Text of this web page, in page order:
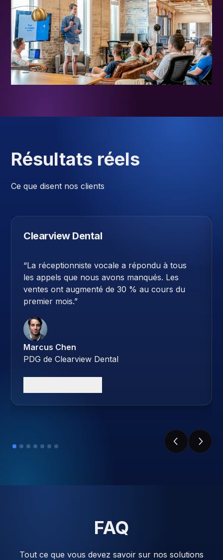
Résultats réels
Ce que disent nos clients
Clearview Dental
“La réceptionniste vocale a répondu à tous
les appels que nous avons manqués. Les
ventes ont augmenté de 30 % au cours du
premier mois.”
Marcus Chen
PDG de Clearview Dental
FAQ
Tout ce que vous devez savoir sur nos solutions